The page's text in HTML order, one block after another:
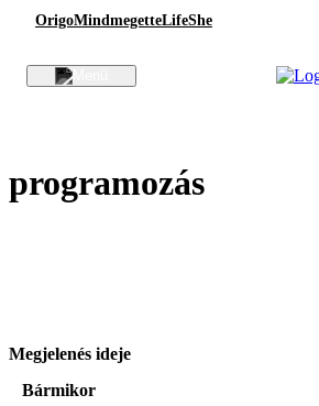
OrigoMindmegetteLifeShe
programozás
Megjelenés ideje
Bármikor